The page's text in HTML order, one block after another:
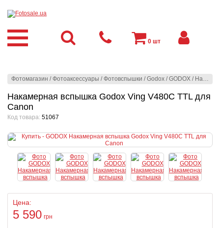
Фотомагазин /Фотоаксессуары /Фотовспышки /Godox /GODOX / Накамерная вспышка Godox Ving V480C TTL для Canon
Накамерная вспышка Godox Ving V480C TTL для
Canon
Код товара: 51067
Цена:
5 590 грн
0 шт